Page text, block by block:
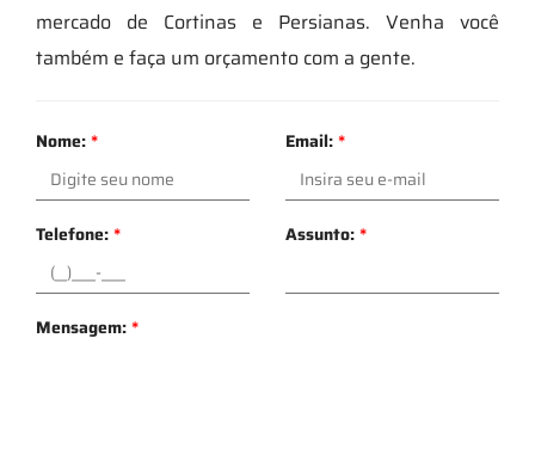
mercado de Cortinas e Persianas. Venha você
também e faça um orçamento com a gente.
Nome:* Email:*
Telefone:* Assunto:*
Mensagem:*